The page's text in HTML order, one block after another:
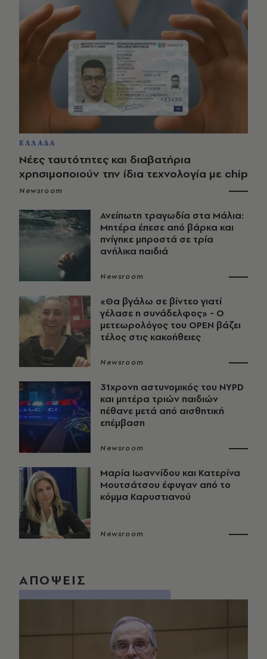
ΕΛΛΑΔΑ
Νέες ταυτότητες και διαβατήρια
χρησιμοποιούν την ίδια τεχνολογία με chip
Newsroom
Ανείπωτη τραγωδία στα Μάλια:
Μητέρα έπεσε από βάρκα και
πνίγηκε μπροστά σε τρία
ανήλικα παιδιά
Newsroom
«Θα βγάλω σε βίντεο γιατί
γέλασε η συνάδελφος» - Ο
μετεωρολόγος του OPEN βάζει
τέλος στις κακοήθειες
Newsroom
31χρονη αστυνομικός του NYPD
και μητέρα τριών παιδιών
πέθανε μετά από αισθητική
επέμβαση
Newsroom
Μαρία Ιωαννίδου και Κατερίνα
Μουτσάτσου έφυγαν από το
κόμμα Καρυστιανού
Newsroom
ΑΠΟΨΕΙΣ